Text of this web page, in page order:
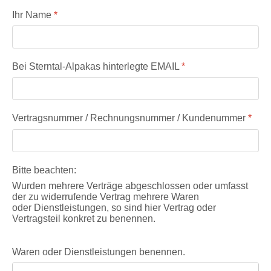
Ihr Name *
Bei Sterntal-Alpakas hinterlegte EMAIL *
Vertragsnummer / Rechnungsnummer / Kundenummer *
Bitte beachten:
Wurden mehrere Verträge abgeschlossen oder umfasst
der zu widerrufende Vertrag mehrere Waren
oder Dienstleistungen, so sind hier Vertrag oder
Vertragsteil konkretzu benennen.
Waren oder Dienstleistungen benennen.